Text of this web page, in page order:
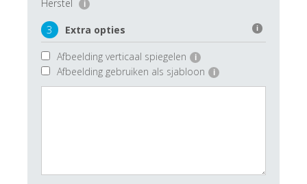
Herstel
i
3 Extra opties i
Afbeelding verticaal spiegelen i
Afbeelding gebruiken als sjabloon i